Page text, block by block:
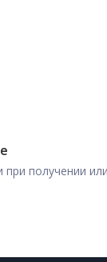
получении или